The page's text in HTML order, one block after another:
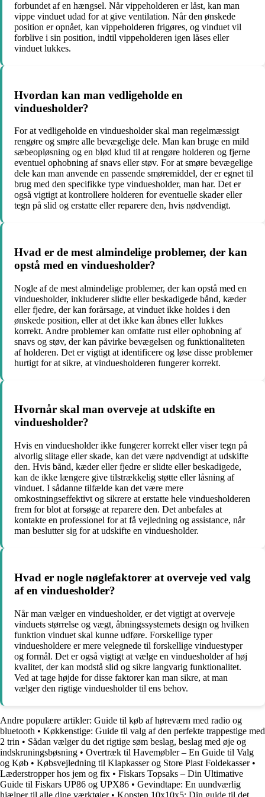
forbundet af en hængsel. Når vippeholderen er låst, kan man
vippe vinduet udad for at give ventilation. Når den ønskede
position er opnået, kan vippeholderen frigøres, og vinduet vil
forblive i sin position, indtil vippeholderen igen låses eller
vinduet lukkes.
Hvordan kan man vedligeholde en
vinduesholder?
For at vedligeholde en vinduesholder skal man regelmæssigt
rengøre og smøre alle bevægelige dele. Man kan bruge en mild
sæbeopløsning og en blød klud til at rengøre holderen og fjerne
eventuel ophobning af snavs eller støv. For at smøre bevægelige
dele kan man anvende en passende smøremiddel, der er egnet til
brug med den specifikke type vinduesholder, man har. Det er
også vigtigt at kontrollere holderen for eventuelle skader eller
tegn på slid og erstatte eller reparere den, hvis nødvendigt.
Hvad er de mest almindelige problemer, der kan
opstå med en vinduesholder?
Nogle af de mest almindelige problemer, der kan opstå med en
vinduesholder, inkluderer slidte eller beskadigede bånd, kæder
eller fjedre, der kan forårsage, at vinduet ikke holdes i den
ønskede position, eller at det ikke kan åbnes eller lukkes
korrekt. Andre problemer kan omfatte rust eller ophobning af
snavs og støv, der kan påvirke bevægelsen og funktionaliteten
af holderen. Det er vigtigt at identificere og løse disse problemer
hurtigt for at sikre, at vinduesholderen fungerer korrekt.
Hvornår skal man overveje at udskifte en
vinduesholder?
Hvis en vinduesholder ikke fungerer korrekt eller viser tegn på
alvorlig slitage eller skade, kan det være nødvendigt at udskifte
den. Hvis bånd, kæder eller fjedre er slidte eller beskadigede,
kan de ikke længere give tilstrækkelig støtte eller låsning af
vinduet. I sådanne tilfælde kan det være mere
omkostningseffektivt og sikrere at erstatte hele vinduesholderen
frem for blot at forsøge at reparere den. Det anbefales at
kontakte en professionel for at få vejledning og assistance, når
man beslutter sig for at udskifte en vinduesholder.
Hvad er nogle nøglefaktorer at overveje ved valg
af en vinduesholder?
Når man vælger en vinduesholder, er det vigtigt at overveje
vinduets størrelse og vægt, åbningssystemets design og hvilken
funktion vinduet skal kunne udføre. Forskellige typer
vinduesholdere er mere velegnede til forskellige vinduestyper
og formål. Det er også vigtigt at vælge en vinduesholder af høj
kvalitet, der kan modstå slid og sikre langvarig funktionalitet.
Ved at tage højde for disse faktorer kan man sikre, at man
vælger den rigtige vinduesholder til ens behov.
Andre populære artikler: Guide til køb af høreværn med radio og
bluetooth • Køkkenstige: Guide til valg af den perfekte trappestige med
2 trin • Sådan vælger du det rigtige søm beslag, beslag med øje og
indskruningsbøsning • Overtræk til Havemøbler – En Guide til Valg
og Køb • Købsvejledning til Klapkasser og Store Plast Foldekasser•
Læderstropper hos jem og fix • Fiskars Topsaks – Din Ultimative
Guide til Fiskars UP86 og UPX86 • Gevindtape: En uundværlig
hjælper til alle dine værktøjer• Kopsten 10x10x5: Din guide til det